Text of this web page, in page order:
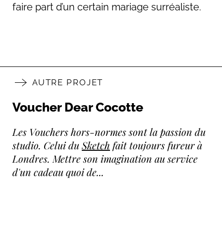
faire part d’un certain mariage surréaliste.
AUTRE PROJET
Voucher Dear Cocotte
Les Vouchers hors-normes sont la passion du
studio. Celui duSketch fait toujours fureur à
Londres. Mettre son imagination au service
d'un cadeau quoi de...